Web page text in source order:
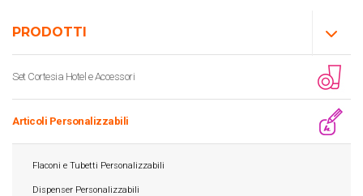
PRODOTTI
Set Cortesia Hotel e Accessori
Articoli Personalizzabili
Flaconi e Tubetti Personalizzabili
Dispenser Personalizzabili